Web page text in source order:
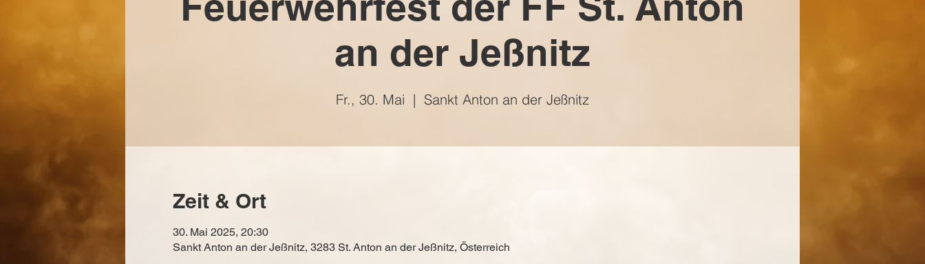
an der Jeßnitz
Fr., 30. Mai
  |
Sankt Anton an der Jeßnitz
Zeit & Ort
30. Mai 2025, 20:30
Sankt Anton an der Jeßnitz, 3283 St. Anton an der Jeßnitz, Österreich